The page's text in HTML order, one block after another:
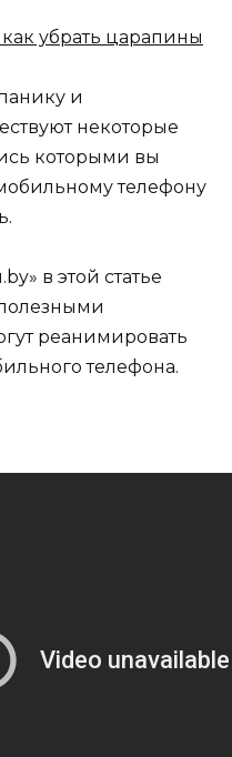
и
некоторые
которыми вы
телефону
в этой статье
реанимировать
телефона.